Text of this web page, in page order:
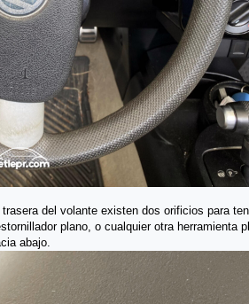
del volante existen dos orificios para
plano, o cualquier otra herramienta
abajo.